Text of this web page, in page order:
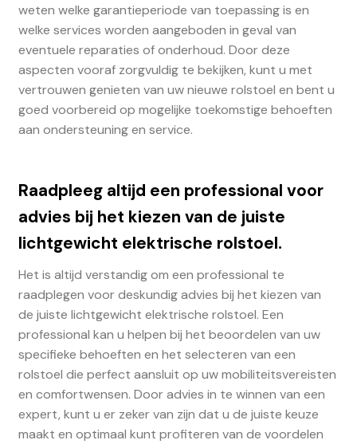
weten welke garantieperiode van toepassing is en
welke services worden aangeboden in geval van
eventuele reparaties of onderhoud. Door deze
aspecten vooraf zorgvuldig te bekijken, kunt u met
vertrouwen genieten van uw nieuwe rolstoel en bent u
goed voorbereid op mogelijke toekomstige behoeften
aan ondersteuning en service.
Raadpleeg altijd een professional voor
advies bij het kiezen van de juiste
lichtgewicht elektrische rolstoel.
Het is altijd verstandig om een professional te
raadplegen voor deskundig advies bij het kiezen van
de juiste lichtgewicht elektrische rolstoel. Een
professional kan u helpen bij het beoordelen van uw
specifieke behoeften en het selecteren van een
rolstoel die perfect aansluit op uw mobiliteitsvereisten
en comfortwensen. Door advies in te winnen van een
expert, kunt u er zeker van zijn dat u de juiste keuze
maakt en optimaal kunt profiteren van de voordelen